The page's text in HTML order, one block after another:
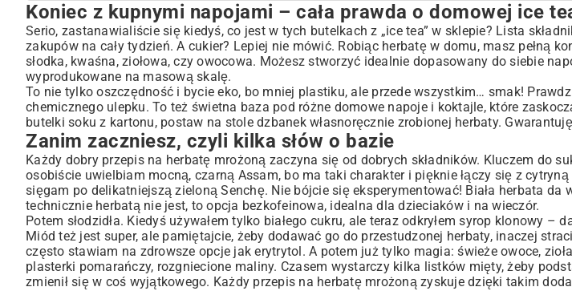
Koniec z kupnymi napojami – cała prawda o domowej ice tea
Zanim zaczniesz, czyli kilka słów o bazie
Moje ulubione przepisy na herbatę mrożoną
Klasyk, który nigdy się nie nudzi: herbata z cytryną
Zielona herbata z miętą i limonką – totalne orzeźwienie
Brzoskwiniowy zawrót głowy
Cold Brew, czyli coś dla cierpliwych
Co jeszcze można wymyślić?
Kilka moich patentów, żeby zawsze wyszło
A co jeśli… czyli odpowiedzi na wasze pytania
Koniec z kupnymi napojami – cała prawda o domowej ice
Serio, zastanawialiście się kiedyś, co jest w tych butelkach z „ice tea” w sklepie? Lista
zakupów na cały tydzień. A cukier? Lepiej nie mówić. Robiąc herbatę w domu, masz pełną
słodka, kwaśna, ziołowa, czy owocowa. Możesz stworzyć idealnie dopasowany do siebie
wyprodukowane na masową skalę.
To nie tylko oszczędność i bycie eko, bo mniej plastiku, ale przede wszystkim… smak!
chemicznego ulepku. To też świetna baza pod różne domowe napoje i koktajle, które
butelki soku z kartonu, postaw na stole dzbanek własnoręcznie zrobionej herbaty.
Zanim zaczniesz, czyli kilka słów o bazie
Każdy dobry przepis na herbatę mrożoną zaczyna się od dobrych składników. Kluczem do
osobiście uwielbiam mocną, czarną Assam, bo ma taki charakter i pięknie łączy się z
sięgam po delikatniejszą zieloną Senchę. Nie bójcie się eksperymentować! Biała herbata da
technicznie herbatą nie jest, to opcja bezkofeinowa, idealna dla dzieciaków i na wieczór.
Potem słodzidła. Kiedyś używałem tylko białego cukru, ale teraz odkryłem syrop klonowy –
Miód też jest super, ale pamiętajcie, żeby dodawać go do przestudzonej herbaty, inaczej
często stawiam na zdrowsze opcje jak erytrytol. A potem już tylko magia: świeże owoce,
plasterki pomarańczy, rozgniecione maliny. Czasem wystarczy kilka listków mięty, żeby
zmienił się w coś wyjątkowego. Każdy przepis na herbatę mrożoną zyskuje dzięki takim